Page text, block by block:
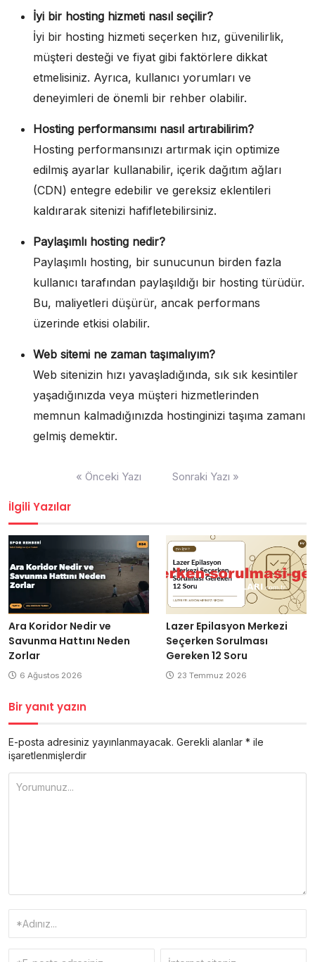
İyi bir hosting hizmeti nasıl seçilir?
İyi bir hosting hizmeti seçerken hız, güvenilirlik,
müşteri desteği ve fiyat gibi faktörlere dikkat
etmelisiniz. Ayrıca, kullanıcı yorumları ve
deneyimleri de önemli bir rehber olabilir.
Hosting performansımı nasıl artırabilirim?
Hosting performansınızı artırmak için optimize
edilmiş ayarlar kullanabilir, içerik dağıtım ağları
(CDN) entegre edebilir ve gereksiz eklentileri
kaldırarak sitenizi hafifletebilirsiniz.
Paylaşımlı hosting nedir?
Paylaşımlı hosting, bir sunucunun birden fazla
kullanıcı tarafından paylaşıldığı bir hosting türüdür.
Bu, maliyetleri düşürür, ancak performans
üzerinde etkisi olabilir.
Web sitemi ne zaman taşımalıyım?
Web sitenizin hızı yavaşladığında, sık sık kesintiler
yaşadığınızda veya müşteri hizmetlerinden
memnun kalmadığınızda hostinginizi taşıma zamanı
gelmiş demektir.
« Önceki Yazı Sonraki Yazı »
İlgili Yazılar
Ara Koridor Nedir ve
Savunma Hattını Neden
Zorlar
6 Ağustos 2026
Lazer Epilasyon Merkezi
Seçerken Sorulması
Gereken 12 Soru
23 Temmuz 2026
Bir yanıt yazın
E-posta adresiniz yayınlanmayacak. Gerekli alanlar * ile
işaretlenmişlerdir